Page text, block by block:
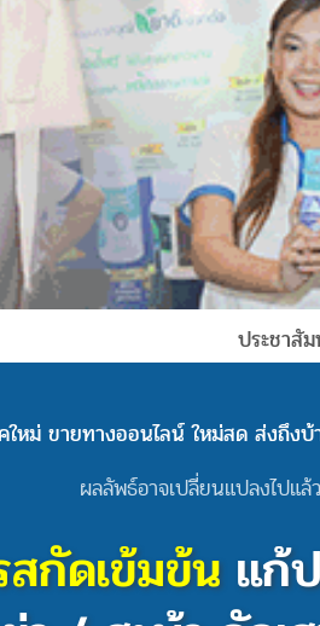
ประชาสั
ใหม่ ขายทางออนไลน์ ใหม่สด ส่งถึงบ้
ผลลัพธ์อาจเปลี่ยนแปลงไปแ
กัดเข้มข้นแก้ป